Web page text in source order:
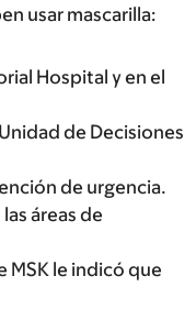
usar mascarilla:
Hospital y en el
de Decisiones
de urgencia.
áreas de
MSK le indicó que